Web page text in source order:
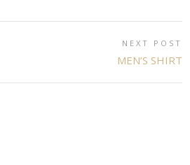
NEXT POST
MEN’S SHIRT